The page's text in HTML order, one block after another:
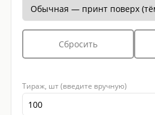
Сбросить
Тираж, шт (введите вручную)